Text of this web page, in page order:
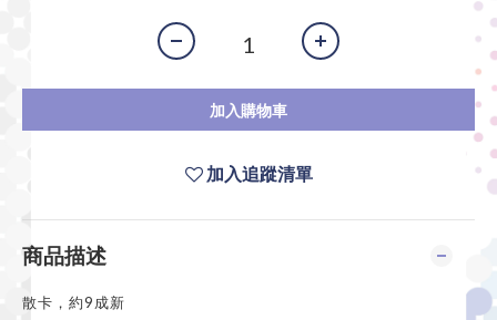
加入購物車
加入追蹤清單
商品描述
散卡，約9成新